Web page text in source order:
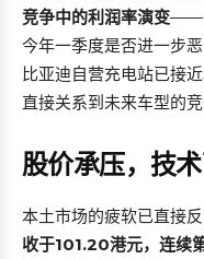
竞争中的利润率演变——
今年一季度是否进一步
比亚迪自营充电站已接
直接关系到未来车型的竞
股价承压，技
本土市场的疲软已直接反
收于101.20港元，连续